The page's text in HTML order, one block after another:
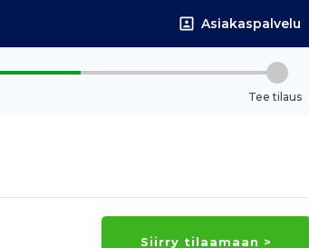
Asiakaspalvelu
Tee tilaus
Siirry tilaamaan >